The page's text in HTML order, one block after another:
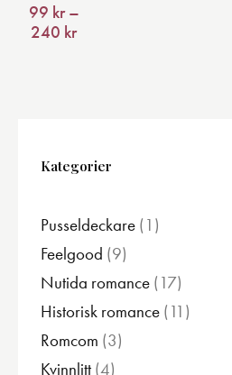
99 kr –
240 krPrisintervall:
De
produktsidan
Kategorier
Pusseldeckare 1 1
Feelgood 99
produkter
Nutida romance 1717
produkter
Historisk romance 11 11
Romcom 33
Kvinnlitt 44